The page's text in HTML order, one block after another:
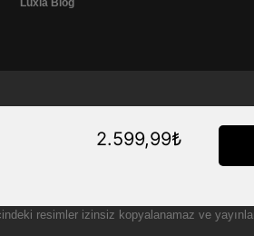
2.599,99₺
Luxia Blog
resimler izinsiz kopyalanamaz ve